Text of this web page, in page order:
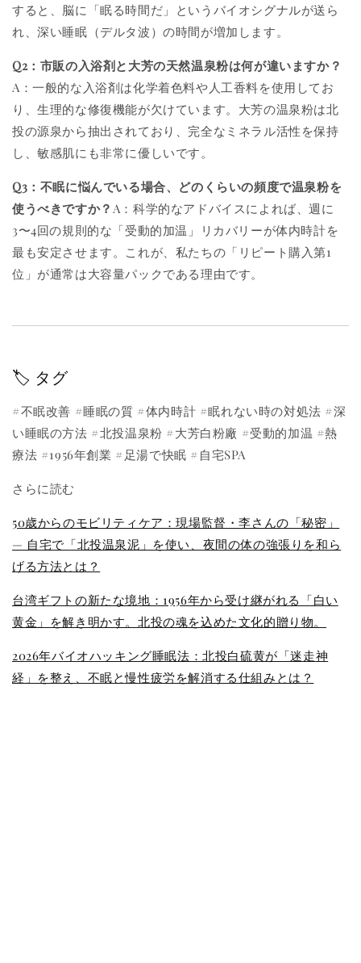
すると、脳に「眠る時間だ」というバイオシグナルが送ら
れ、深い睡眠（デルタ波）の時間が増加します。
Q2：市販の入浴剤と大芳の天然温泉粉は何が違いますか？
A：一般的な入浴剤は化学着色料や人工香料を使用してお
り、生理的な修復機能が欠けています。大芳の温泉粉は北
投の源泉から抽出されており、完全なミネラル活性を保持
し、敏感肌にも非常に優しいです。
Q3：不眠に悩んでいる場合、どのくらいの頻度で温泉粉を
使うべきですか？ A：科学的なアドバイスによれば、週に
3〜4回の規則的な「受動的加温」リカバリーが体内時計を
最も安定させます。これが、私たちの「リピート購入第1
位」が通常は大容量パックである理由です。
🏷️ タグ
#不眠改善 #睡眠の質 #体内時計 #眠れない時の対処法 #深
い睡眠の方法 #北投温泉粉 #大芳白粉廠 #受動的加温 #熱
療法 #1956年創業 #足湯で快眠 #自宅SPA
さらに読む
50歳からのモビリティケア：現場監督・李さんの「秘密」
— 自宅で「北投温泉泥」を使い、夜間の体の強張りを和ら
げる方法とは？
台湾ギフトの新たな境地：1956年から受け継がれる「白い
黄金」を解き明かす。北投の魂を込めた文化的贈り物。
2026年バイオハッキング睡眠法：北投白硫黄が「迷走神
経」を整え、不眠と慢性疲労を解消する仕組みとは？